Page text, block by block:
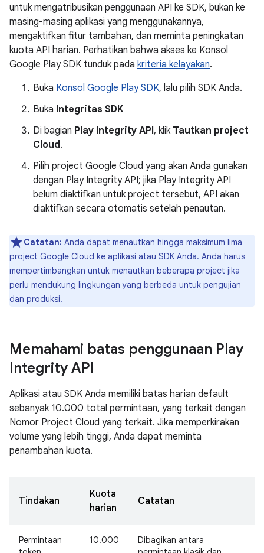
untuk mengatribusikan penggunaan API ke SDK, bukan ke
masing-masing aplikasi yang menggunakannya,
mengaktifkan fitur tambahan, dan meminta peningkatan
kuota API harian. Perhatikan bahwa akses ke Konsol
Google Play SDK tunduk pada kriteria kelayakan.
Buka Konsol Google Play SDK, lalu pilih SDK Anda.
Buka Integritas SDK
Di bagian Play Integrity API, klik Tautkan project
Cloud.
Pilih project Google Cloud yang akan Anda gunakan
dengan Play Integrity API; jika Play Integrity API
belum diaktifkan untuk project tersebut, API akan
diaktifkan secara otomatis setelah penautan.
Catatan: Anda dapat menautkan hingga maksimum lima
project Google Cloud ke aplikasi atau SDK Anda. Anda harus
mempertimbangkan untuk menautkan beberapa project jika
perlu mendukung lingkungan yang berbeda untuk pengujian
dan produksi.
Memahami batas penggunaan Play
Integrity API
Aplikasi atau SDK Anda memiliki batas harian default
sebanyak 10.000 total permintaan, yang terkait dengan
Nomor Project Cloud yang terkait. Jika memperkirakan
volume yang lebih tinggi, Anda dapat meminta
penambahan kuota.
Tindakan
Kuota
harian
Catatan
Permintaan
10.000
Dibagikan antara